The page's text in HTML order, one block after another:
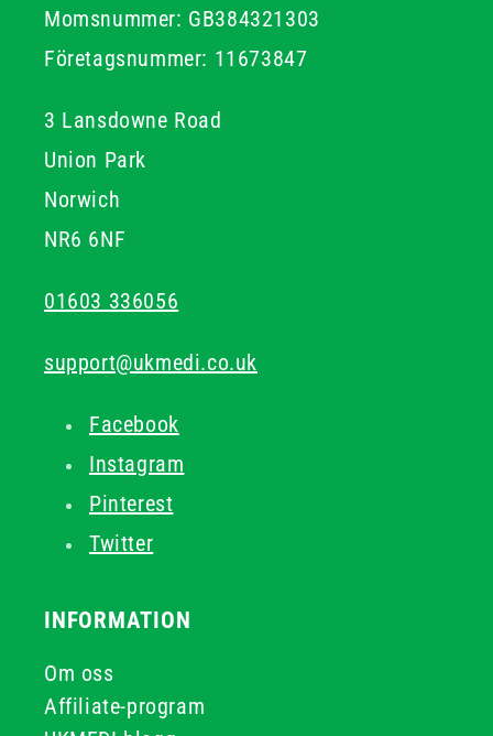
Momsnummer: GB384321303
Företagsnummer: 11673847
3 Lansdowne Road
Union Park
Norwich
NR6 6NF
01603 336056
support@ukmedi.co.uk
Facebook
Instagram
Pinterest
Twitter
INFORMATION
Om oss
Affiliate-program